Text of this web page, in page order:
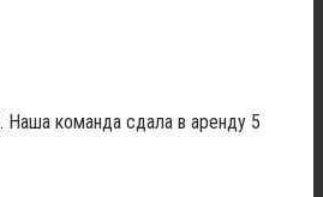
Наша команда сдала в аренду 5